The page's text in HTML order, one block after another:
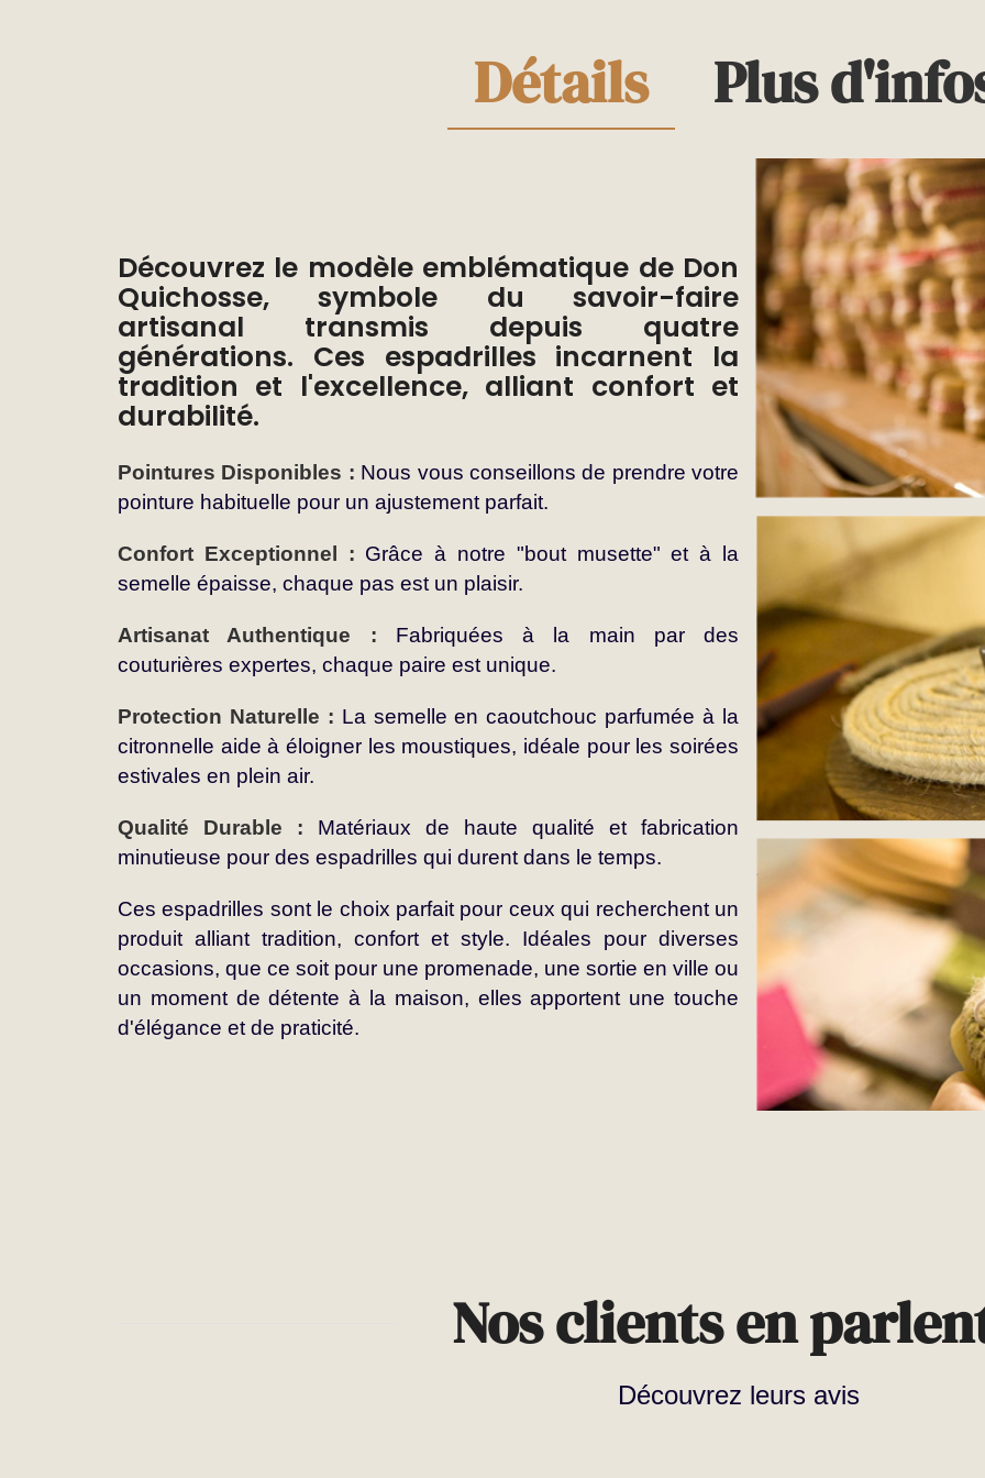
Détails
Découvrez le modèle emblématique de Don
Quichosse, symbole du savoir-faire
artisanal transmis depuis quatre
générations. Ces espadrilles incarnent la
tradition et l'excellence, alliant confort et
durabilité.
Pointures Disponibles : Nous vous conseillons de prendre votre
pointure habituelle pour un ajustement parfait.
Confort Exceptionnel : Grâce à notre "bout musette" et à la
semelle épaisse, chaque pas est un plaisir.
Artisanat Authentique : Fabriquées à la main par des
couturières expertes, chaque paire est unique.
Protection Naturelle : La semelle en caoutchouc parfumée à la
citronnelle aide à éloigner les moustiques, idéale pour les soirées
estivales en plein air.
Qualité Durable : Matériaux de haute qualité et fabrication
minutieuse pour des espadrilles qui durent dans le temps.
Ces espadrilles sont le choix parfait pour ceux qui recherchent un
produit alliant tradition, confort et style. Idéales pour diverses
occasions, que ce soit pour une promenade, une sortie en ville ou
un moment de détente à la maison, elles apportent une touche
d'élégance et de praticité.
Nos clients en
Découvrez leurs avis
Plus